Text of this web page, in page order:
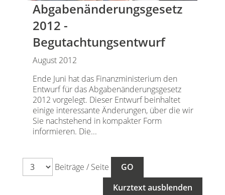
Abgabenänderungsgesetz
2012 -
Begutachtungsentwurf
August 2012
Ende Juni hat das Finanzministerium den
Entwurf für das Abgabenänderungsgesetz
2012 vorgelegt. Dieser Entwurf beinhaltet
einige interessante Änderungen, über die wir
Sie nachstehend in kompakter Form
informieren. Die...
Beiträge / Seite
Kurztext ausblenden